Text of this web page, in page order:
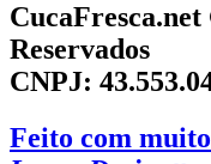
Reservados
CNPJ:
Feito com